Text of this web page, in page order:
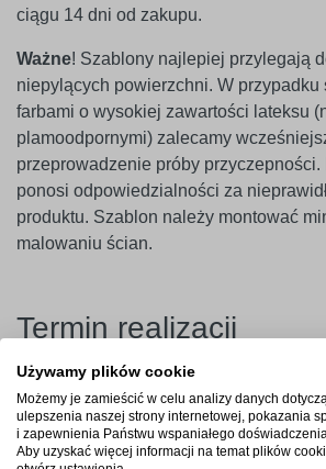
ciągu 14 dni od zakupu.
Ważne! Szablony najlepiej przylegają
niepylących powierzchni. W przypadku
farbami o wysokiej zawartości lateksu
plamoodpornymi) zalecamy
przeprowadzenie próby przyczepności.
ponosi odpowiedzialności za
produktu. Szablon należy montować
malowaniu ścian.
Termin realizacji
Produkcja rozpocznie się po
potrwa od 2-4 dni roboczych. Następnie
kurierska zostanie wysłana na
doręczenie zajmie maksymalnie 2 dni
Używamy plików cookie
Możemy je zamieścić w celu analizy danych
ulepszenia naszej strony internetowej, pokazania
i zapewnienia Państwu wspaniałego
Aby uzyskać więcej informacji na temat plików